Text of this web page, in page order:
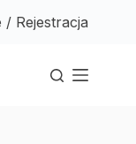
/ Rejestracja